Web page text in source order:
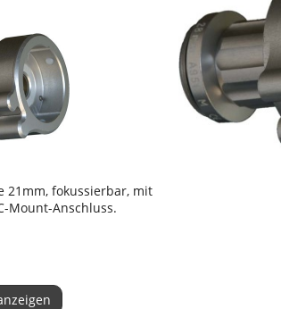
21mm, fokussierbar, mit
Mount-Anschluss.